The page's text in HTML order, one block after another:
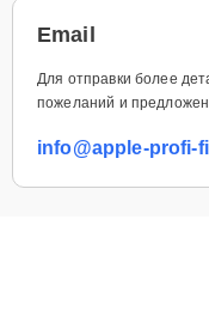
Email
Для отправки более
пожеланий и
info@apple-profi-